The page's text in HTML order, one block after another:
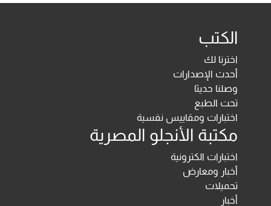
الكتب
اخترنا لك
أحدث الإصدارات
وصلنا حديثا
تحت الطبع
اختبارات ومقاييس نفسية
مكتبة الأنجلو المصرية
اختبارات الكترونية
أخبار ومعارض
تحميلات
أخبار